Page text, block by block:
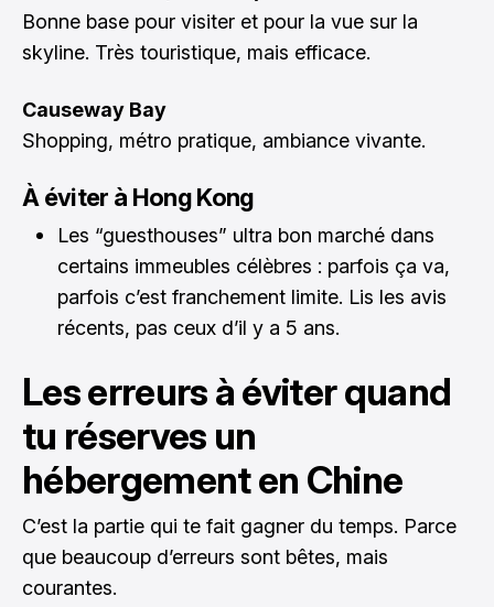
Bonne base pour visiter et pour la vue sur la
skyline. Très touristique, mais efficace.
Causeway Bay
Shopping, métro pratique, ambiance vivante.
À éviter à Hong Kong
Les “guesthouses” ultra bon marché dans
certains immeubles célèbres : parfois ça va,
parfois c’est franchement limite. Lis les avis
récents, pas ceux d’il y a 5 ans.
Les erreurs à éviter quand
tu réserves un
hébergement en Chine
C’est la partie qui te fait gagner du temps. Parce
que beaucoup d’erreurs sont bêtes, mais
courantes.